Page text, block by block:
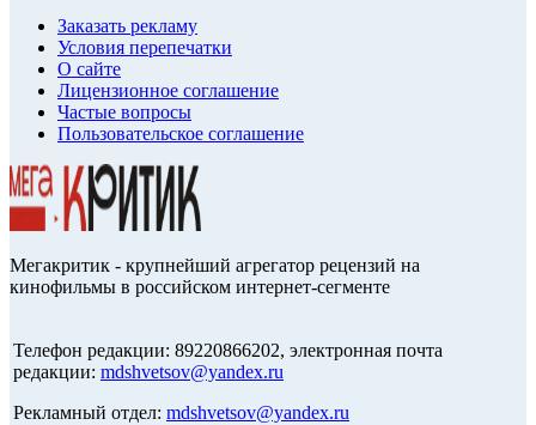
Заказать рекламу
Условия перепечатки
О сайте
Лицензионное соглашение
Частые вопросы
Пользовательское соглашение
Мегакритик - крупнейший агрегатор рецензий на
кинофильмы в российском интернет-сегменте
Телефон редакции: 89220866202, электронная почта
редакции: mdshvetsov@yandex.ru
Рекламный отдел: mdshvetsov@yandex.ru